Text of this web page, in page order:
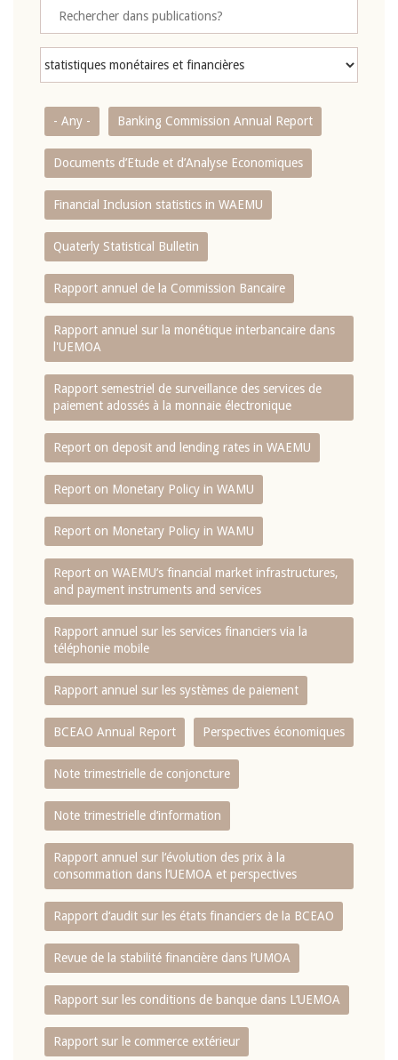
- Any - Banking Commission Annual Report
Documents d’Etude et d’Analyse Economiques
Financial Inclusion statistics in WAEMU
Quaterly Statistical Bulletin
Rapport annuel de la Commission Bancaire
Rapport annuel sur la monétique interbancaire dans
l'UEMOA
Rapport semestriel de surveillance des services de
paiement adossés à la monnaie électronique
Report on deposit and lending rates in WAEMU
Report on Monetary Policy in WAMU
Report on Monetary Policy in WAMU
Report on WAEMU’s financial market infrastructures,
and payment instruments and services
Rapport annuel sur les services financiers via la
téléphonie mobile
Rapport annuel sur les systèmes de paiement
BCEAO Annual Report Perspectives économiques
Note trimestrielle de conjoncture
Note trimestrielle d‘information
Rapport annuel sur l‘évolution des prix à la
consommation dans l‘UEMOA et perspectives
Rapport d‘audit sur les états financiers de la BCEAO
Revue de la stabilité financière dans l‘UMOA
Rapport sur les conditions de banque dans L‘UEMOA
Rapport sur le commerce extérieur